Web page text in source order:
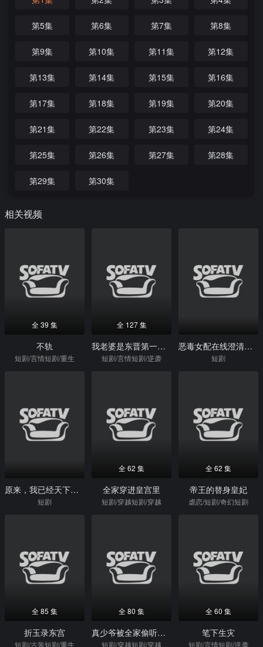
第5集 第6集 第7集 第8集
第9集 第10集 第11集 第12集
第13集 第14集 第15集 第16集
第17集 第18集 第19集 第20集
第21集 第22集 第23集 第24集
第25集 第26集 第27集 第28集
第29集 第30集
相关视频
全 39 集
不轨
短剧/言情短剧/重生
全 127 集
我老婆是东晋第一女魔头
短剧/言情短剧/逆袭
恶毒女配在线澄清，我真的是好人
短剧
原来，我已经天下无敌了
短剧
全 62 集
全家穿进皇宫里
短剧/穿越短剧/穿越
全 62 集
帝王的替身皇妃
虐恋/短剧/奇幻短剧
全 85 集
折玉录东宫
短剧/古装短剧/重生
全 80 集
真少爷被全家偷听心声假少爷懵了
短剧/穿越短剧/穿越
全 60 集
笔下生灾
短剧/言情短剧/逆袭